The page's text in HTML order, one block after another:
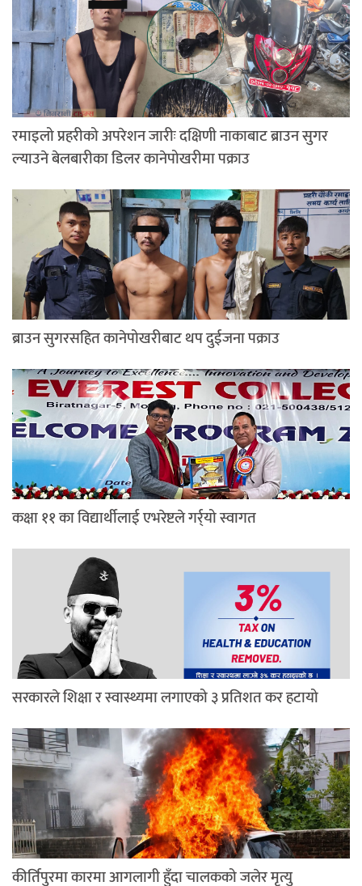
रमाइलो प्रहरीको अपरेशन जारीः दक्षिणी नाकाबाट ब्राउन सुगर
ल्याउने बेलबारीका डिलर कानेपोखरीमा पक्राउ
ब्राउन सुगरसहित कानेपोखरीबाट थप दुईजना पक्राउ
कक्षा ११ का विद्यार्थीलाई एभरेष्टले गर्र्यो स्वागत
सरकारले शिक्षा र स्वास्थ्यमा लगाएको ३ प्रतिशत कर हटायो
कीर्तिपुरमा कारमा आगलागी हुँदा चालकको जलेर मृत्यु